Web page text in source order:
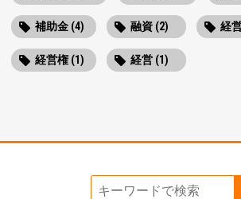
補助金 (4) 融資 (2) 経
経営権 (1) 経営 (1)